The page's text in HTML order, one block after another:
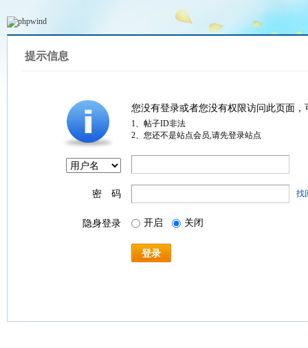
提示信息
您没有登录或者您没有权限访问此页面
1、帖子ID非法
2、您还不是站点会员,请先登录站点
密 码 找
隐身登录 开启 关闭
登录